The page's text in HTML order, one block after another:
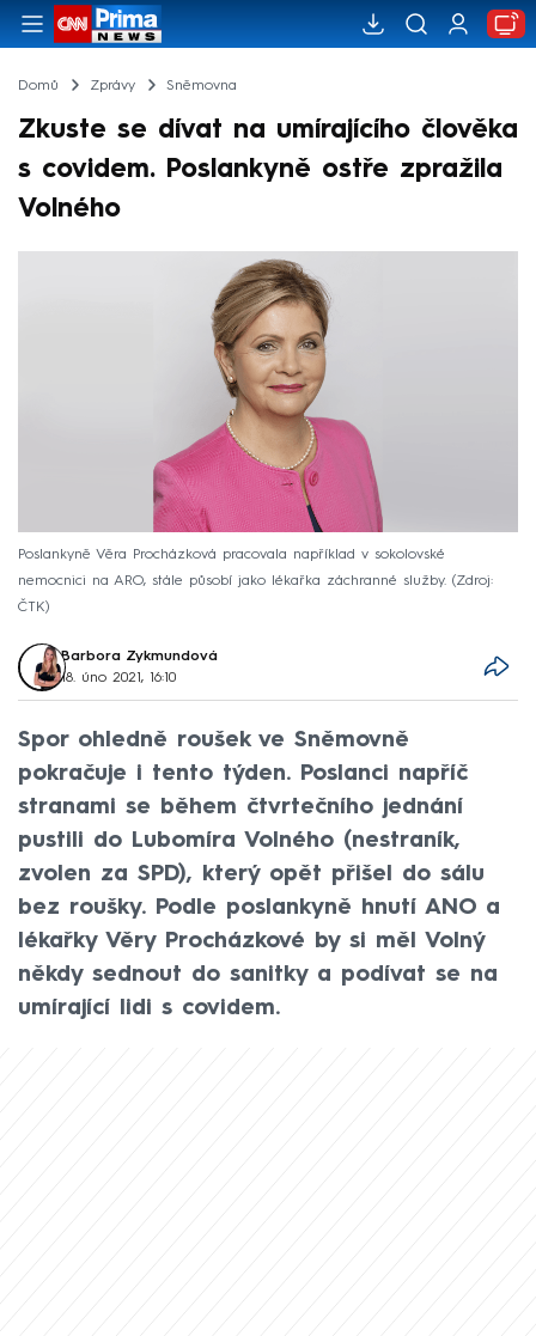
Domů Zprávy Sněmovna
Zkuste se dívat na umírajícího člověka
s covidem. Poslankyně ostře zpražila
Volného
Poslankyně Věra Procházková pracovala například v sokolovské
nemocnici na ARO, stále působí jako lékařka záchranné služby.
Zdroj:
ČTK
Barbora Zykmundová
18. úno 2021, 16:10
Spor ohledně roušek ve Sněmovně
pokračuje i tento týden. Poslanci napříč
stranami se během čtvrtečního jednání
pustili do Lubomíra Volného (nestraník,
zvolen za SPD), který opět přišel do sálu
bez roušky. Podle poslankyně hnutí ANO a
lékařky Věry Procházkové by si měl Volný
někdy sednout do sanitky a podívat se na
umírající lidi s covidem.